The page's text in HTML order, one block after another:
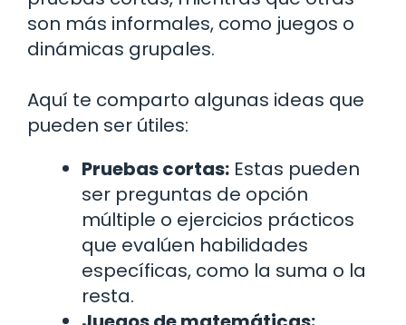
son más informales, como juegos o
dinámicas grupales.
Aquí te comparto algunas ideas que
pueden ser útiles:
Pruebas cortas: Estas pueden
ser preguntas de opción
múltiple o ejercicios prácticos
que evalúen habilidades
específicas, como la suma o la
resta.